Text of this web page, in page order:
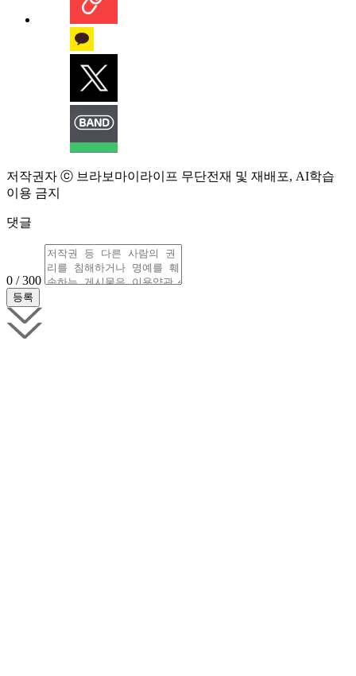
저작권자 ⓒ 브라보마이라이프 무단전재 및 재배포, AI학습
이용 금지
댓글
0 / 300